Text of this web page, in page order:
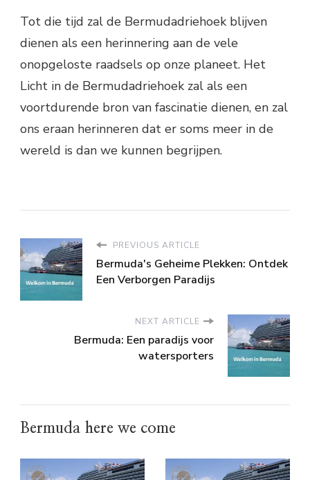
Tot die tijd zal de Bermudadriehoek blijven
dienen als een herinnering aan de vele
onopgeloste raadsels op onze planeet. Het
Licht in de Bermudadriehoek zal als een
voortdurende bron van fascinatie dienen, en zal
ons eraan herinneren dat er soms meer in de
wereld is dan we kunnen begrijpen.
PREVIOUS ARTICLE
Bermuda's Geheime Plekken: Ontdek
Een Verborgen Paradijs
NEXT ARTICLE
Bermuda: Een paradijs voor
watersporters
Bermuda here we come